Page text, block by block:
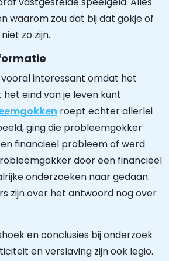
waarom zou dat bij dat gokje of
niet zo zijn.
interessant omdat het
eind van je leven kunt
roept echter allerlei
ging die probleemgokker
financieel probleem of werd
door een financieel
onderzoeken naar gedaan.
zijn over het antwoord nog over
en conclusies bij onderzoek
en verslaving zijn ook legio.